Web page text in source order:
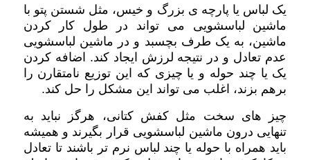
یک لباس یا پارچه ی بزرگ و خیس، مثل شستن پتو با
ماشین لباسشویی می تواند در طول کار کردن
ماشین، به یک طرف بچسبد و در ماشین لباسشویی
عدم تعادل و در نتیجه لرزش ایجاد کند. اضافه کردن
یک یا چند حوله و یا چیزی که این توزیع نامتقارن را
برهم بزند، اغلب می تواند این مشکل را حل کند.
چیز های سخت مثل کفش کتانی، هرگز نباید به
تنهایی درون ماشین لباسشویی قرار بگیرند و همیشه
باید همراه با حوله یا چند لباس نرم تر باشند تا تعادل